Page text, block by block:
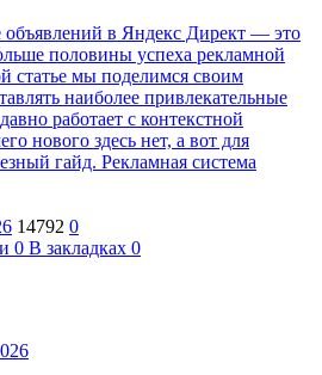
объявлений в Яндекс Директ — это
половины успеха рекламной
статье мы поделимся своим
наиболее привлекательные
работает с контекстной
нового здесь нет, а вот для
гайд. Рекламная система
14792 0
0 В закладках 0